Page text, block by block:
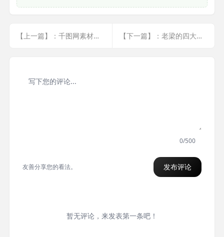
【上一篇】：千图网素材解析浏览器插件2.1.4 【下一篇】：老梁的四大名著情商课全集资源
0/500
友善分享您的看法。 发布评论
暂无评论，来发表第一条吧！